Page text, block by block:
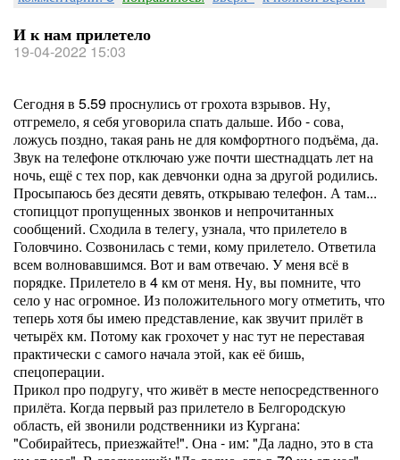
И к нам прилетело
19-04-2022 15:03
Сегодня в 5.59 проснулись от грохота взрывов. Ну,
отгремело, я себя уговорила спать дальше. Ибо - сова,
ложусь поздно, такая рань не для комфортного подъёма, да.
Звук на телефоне отключаю уже почти шестнадцать лет на
ночь, ещё с тех пор, как девчонки одна за другой родились.
Просыпаюсь без десяти девять, открываю телефон. А там...
стопиццот пропущенных звонков и непрочитанных
сообщений. Сходила в телегу, узнала, что прилетело в
Головчино. Созвонилась с теми, кому прилетело. Ответила
всем волновавшимся. Вот и вам отвечаю. У меня всё в
порядке. Прилетело в 4 км от меня. Ну, вы помните, что
село у нас огромное. Из положительного могу отметить, что
теперь хотя бы имею представление, как звучит прилёт в
четырёх км. Потому как грохочет у нас тут не переставая
практически с самого начала этой, как её бишь,
спецоперации.
Прикол про подругу, что живёт в месте непосредственного
прилёта. Когда первый раз прилетело в Белгородскую
область, ей звонили родственники из Кургана:
"Собирайтесь, приезжайте!". Она - им: "Да ладно, это в ста